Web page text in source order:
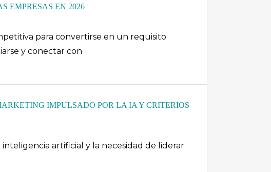
EMPRESAS EN 2026
para convertirse en un requisito
y conectar con
IMPULSADO POR LA IA Y CRITERIOS
artificial y la necesidad de liderar